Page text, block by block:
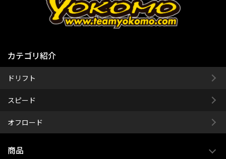
カテゴリ紹介
ドリフト
スピード
オフロード
商品